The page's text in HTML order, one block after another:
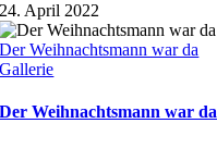
24. April 2022
Der Weihnachtsmann war da
Gallerie
Der Weihnachtsmann war da